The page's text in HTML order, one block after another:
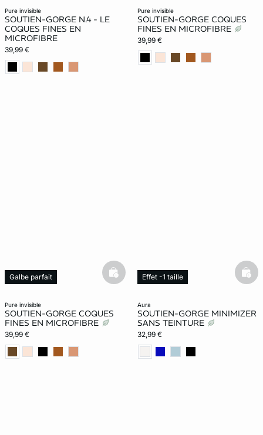
pure invisible
SOUTIEN-GORGE N.4 - LE
COQUES FINES EN
MICROFIBRE
39,99 €
pure invisible
SOUTIEN-GORGE COQUES
FINES EN MICROFIBRE
39,99 €
pure invisible
SOUTIEN-GORGE COQUES
FINES EN MICROFIBRE
39,99 €
Galbe parfait basketfull
aura
SOUTIEN-GORGE MINIMIZER
SANS TEINTURE
32,99 €
Effet -1 taille